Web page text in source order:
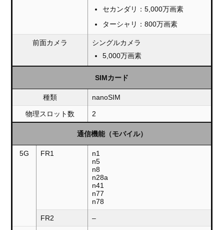
セカンダリ：5,000万画素
ターシャリ：800万画素
前面カメラ
シングルカメラ
5,000万画素
SIMカード
種類 nanoSIM
物理スロット数 2
通信機能（モバイル）
5G FR1
n1
n5
n8
n28a
n41
n77
n78
FR2 –